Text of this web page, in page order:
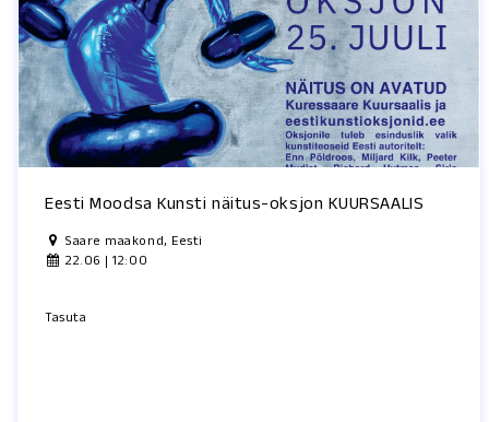
Eesti Moodsa Kunsti näitus-oksjon KUURSAALIS
Saare maakond, Eesti
22.06 | 12:00
Tasuta